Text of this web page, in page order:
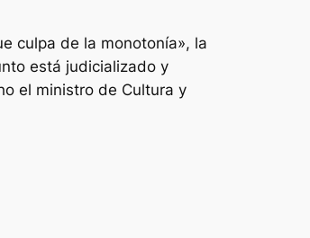
culpa de la monotonía», la
está judicializado y
el ministro de Cultura y